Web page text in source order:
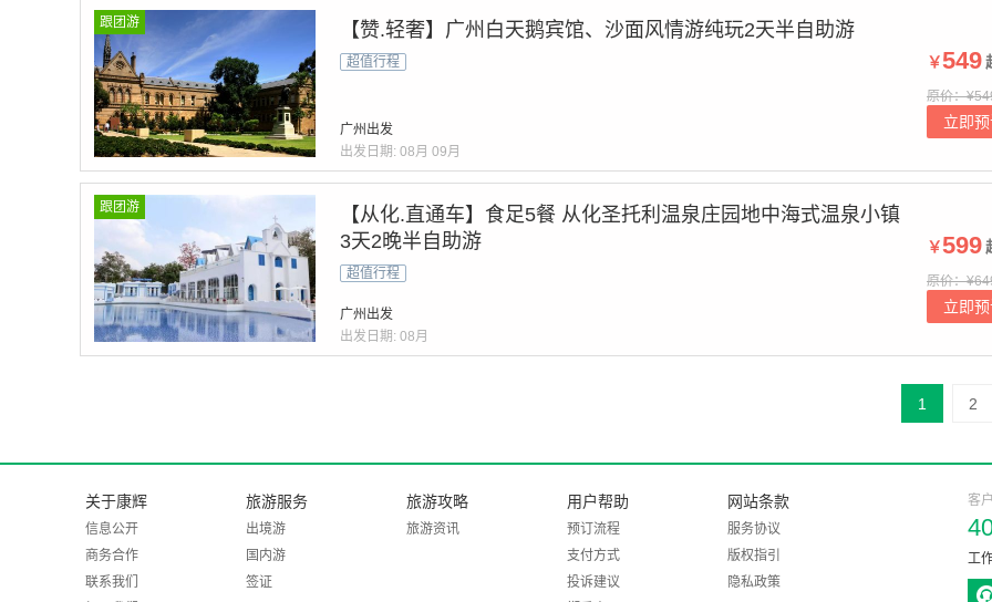
跟团游 【赞.轻奢】广州白天鹅宾馆、沙面风情游纯玩2天半自助游
超值行程
广州出发
出发日期: 08月 09月
￥549
原价：
立即
跟团游
【从化.直通车】食足5餐 从化圣托利温泉庄园地中海式温泉小镇
3天2晚半自助游
超值行程
广州出发
出发日期: 08月
￥599
原价：
立即
1 2
关于康辉
信息公开
商务合作
联系我们
旅游服务
出境游
国内游
签证
旅游攻略
旅游资讯
用户帮助
预订流程
支付方式
投诉建议
网站条款
服务协议
版权指引
隐私政策
客
工